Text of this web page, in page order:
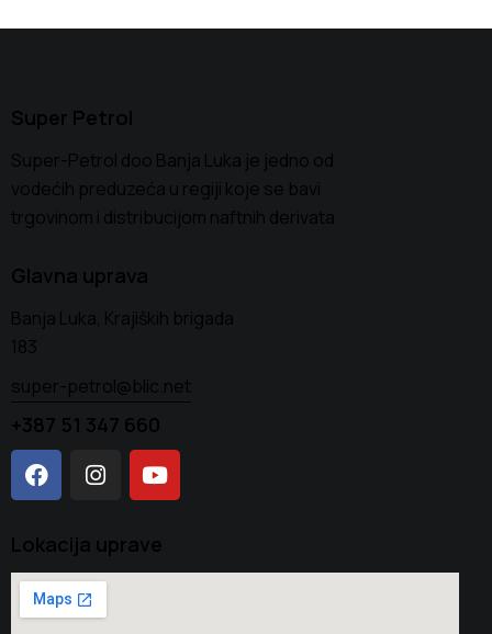
Super Petrol
Super-Petrol doo Banja Luka je jedno od
vodećih preduzeća u regiji koje se bavi
trgovinom i distribucijom naftnih derivata
Glavna uprava
Banja Luka, Krajiških brigada
183
super-petrol@blic.net
+387 51 347 660
Lokacija uprave